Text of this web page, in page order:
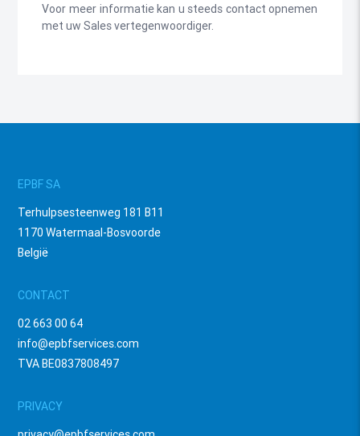
Voor meer informatie kan u steeds contact opnemen
met uw Sales vertegenwoordiger.
EPBF SA
Terhulpsesteenweg 181 B11
1170 Watermaal-Bosvoorde
België
CONTACT
02 663 00 64
info@epbfservices.com
TVA BE0837808497
PRIVACY